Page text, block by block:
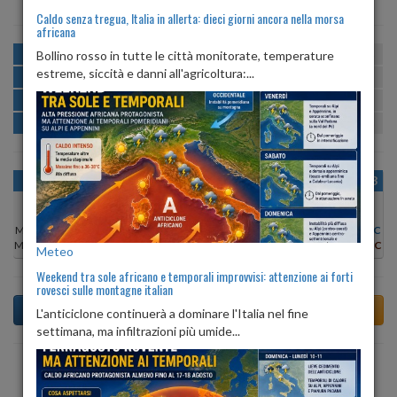
MATTINA min:22º max:29º U:57%
POMERIGGIO min:30º max:31º
SERA min: 25º max:31º U:58%-89%
NOTTE min:22º max:25º U:89%
OGGI
Min:
23°C
Max:33°C
SAB 08
Min:
22°C
Max:30°C
DOM 09
Min:22°C
Max:30°C
LUN 10
Min:22°C
Max:29°C
MAR 11
Min:
22°C
Max:30°C
MER 12
Min:23°C
Max:31°C
GIO 13
Min:
23°C
Max:31°C
Previsioni del Tempo a Tertenia tra 3 giorni
Caldo senza tregua, Italia in allerta: dieci giorni ancora nella morsa
africana
Bollino rosso in tutte le città monitorate, temperature
estreme, siccità e danni all'agricoltura:...
Meteo
Weekend tra sole africano e temporali improvvisi: attenzione ai forti
rovesci sulle montagne italian
L'anticiclone continuerà a dominare l'Italia nel fine
settimana, ma infiltrazioni più umide...